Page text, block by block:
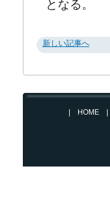
となる。
新しい記事へ
HOME